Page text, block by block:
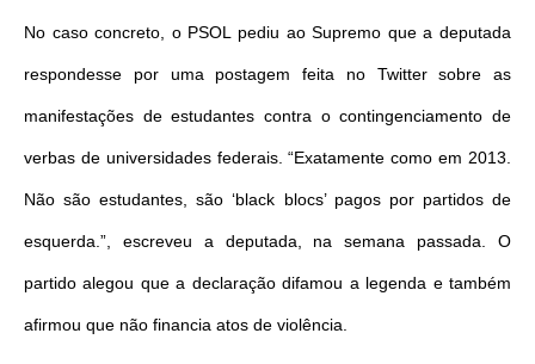
No caso concreto, o PSOL pediu ao Supremo que a deputada
respondesse por uma postagem feita no Twitter sobre as
manifestações de estudantes contra o contingenciamento de
verbas de universidades federais. “Exatamente como em 2013.
Não são estudantes, são ‘black blocs’ pagos por partidos de
esquerda.”, escreveu a deputada, na semana passada. O
partido alegou que a declaração difamou a legenda e também
afirmou que não financia atos de violência.